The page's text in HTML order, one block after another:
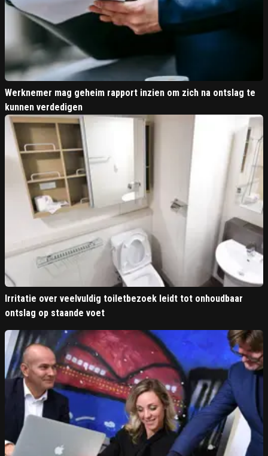
Werknemer mag geheim rapport inzien om zich na ontslag te
kunnen verdedigen
Irritatie over veelvuldig toiletbezoek leidt tot onhoudbaar
ontslag op staande voet